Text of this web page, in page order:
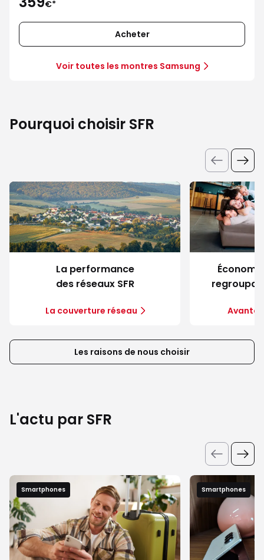
€*
Acheter
Voir toutes les montres Samsung
Pourquoi choisir SFR
La performance
des réseaux SFR
La couverture réseau
Les raisons de nous choisir
L'actu par SFR
Smartphones Smartphones